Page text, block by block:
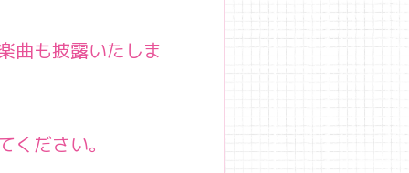
曲も披露いたしま
ださい。